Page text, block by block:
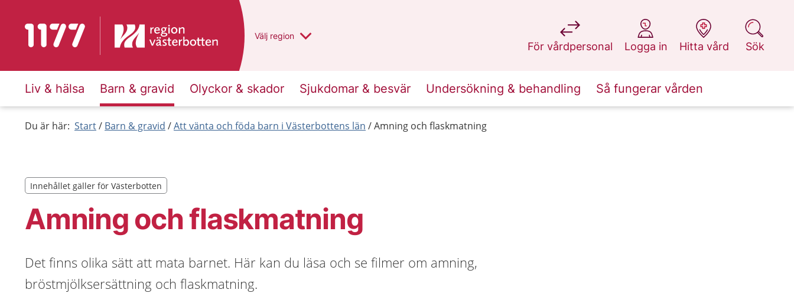
Till startsidan för 1177 Du har valt region
Välj en annan
region
För vårdpersonal
på 1177.se
Logga in
på 1177.se
Hitta vård
på 1177.se
Sök
på 1177.se
Liv & hälsa Barn & gravid Olyckor & skador Sjukdomar & besvär Undersökning & behandling Så fungerar vården
Du är här: Start Barn & gravid Att vänta och föda barn i Västerbottens län Amning och flaskmatning
Amning och flaskmatning
Innehållet gäller för Västerbotten
Innehållet gäller för Västerbotten
Det finns olika sätt att mata barnet. Här kan du läsa och se filmer om amning,
bröstmjölksersättning och flaskmatning.